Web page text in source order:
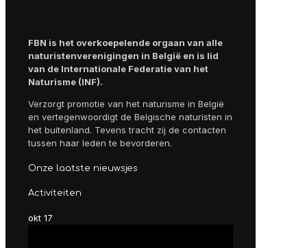
FBN is het overkoepelende orgaan van alle
naturistenverenigingen in België en is lid
van de Internationale Federatie van het
Naturisme (INF).
Verzorgt promotie van het naturisme in België
en vertegenwoordigt de Belgische naturisten in
het buitenland. Tevens tracht zij de contacten
tussen haar leden te bevorderen.
Onze laatste nieuwsjes
Activiteiten
okt 17